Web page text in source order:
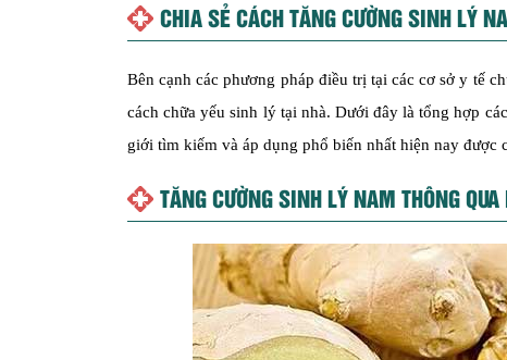
CHIA SẺ CÁCH TĂNG CƯỜNG SINH LÝ
Bên cạnh các phương pháp điều trị tại các cơ sở y tế
cách chữa yếu sinh lý tại nhà. Dưới đây là tổng hợp
giới tìm kiếm và áp dụng phổ biến nhất hiện nay được
TĂNGCƯỜNG SINH LÝ NAM THÔNG